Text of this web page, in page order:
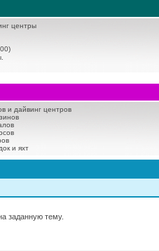
центры
и дайвинг центров
и яхт
заданную тему.